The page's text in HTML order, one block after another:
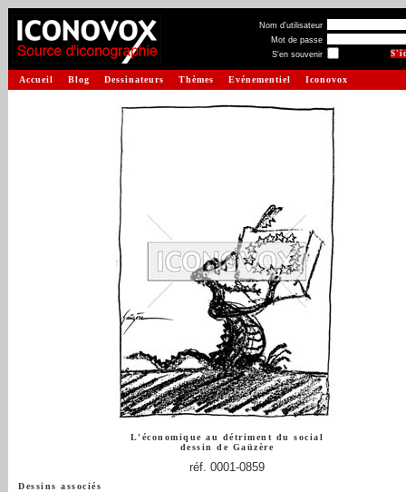
Nom d'utilisateur
Mot de passe
S'en souvenir
Accueil Blog Dessinateurs Thèmes Evénementiel Iconovox
L'économique au détriment du social
dessin de Gaüzère
réf. 0001-0859
Dessins associés